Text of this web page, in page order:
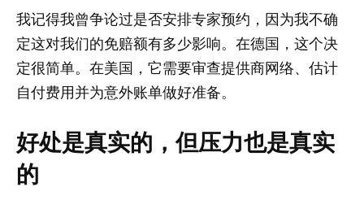
我记得我曾争论过是否安排专家预约，因为我不确
定这对我们的免赔额有多少影响。在德国，这个决
定很简单。在美国，它需要审查提供商网络、估计
自付费用并为意外账单做好准备。
好处是真实的，但压力也是真实
的